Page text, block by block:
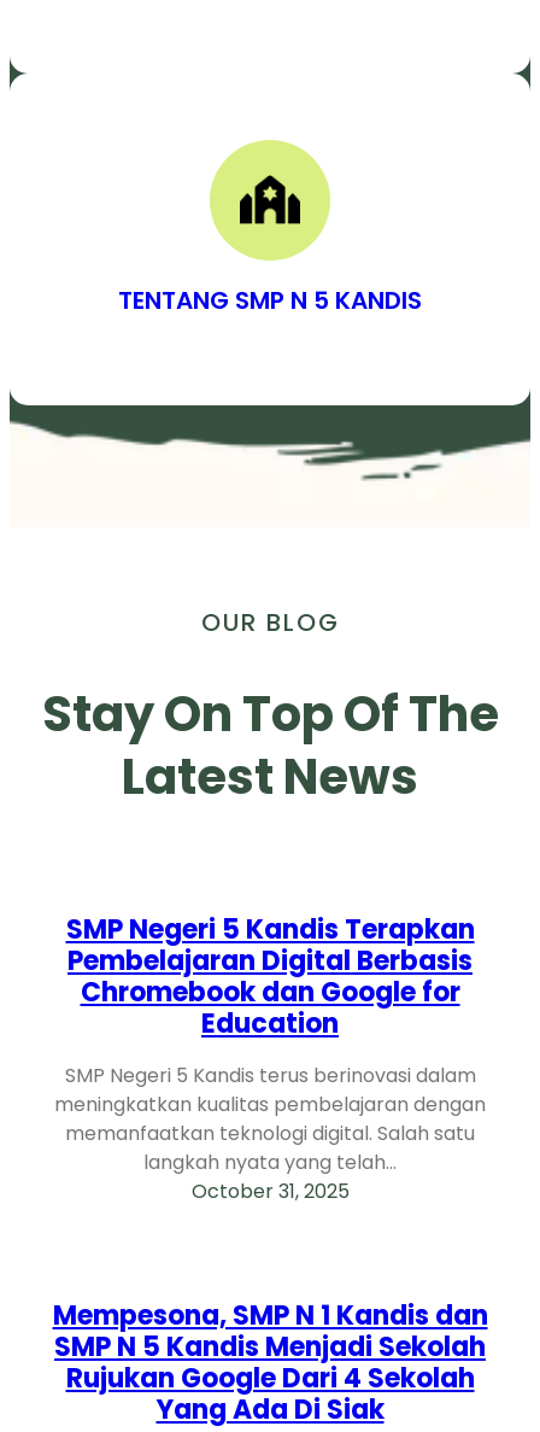
TENTANG SMP N 5 KANDIS
OUR BLOG
Stay On Top Of The
Latest News
SMP Negeri 5 Kandis Terapkan
Pembelajaran Digital Berbasis
Chromebook dan Google for
Education
SMP Negeri 5 Kandis terus berinovasi dalam
meningkatkan kualitas pembelajaran dengan
memanfaatkan teknologi digital. Salah satu
langkah nyata yang telah…
October 31, 2025
Mempesona, SMP N 1 Kandis dan
SMP N 5 Kandis Menjadi Sekolah
Rujukan Google Dari 4 Sekolah
Yang Ada Di Siak